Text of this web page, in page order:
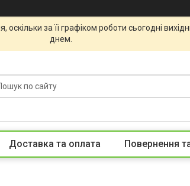
за її графіком роботи сьогодні
днем.
Доставка та оплата Повернення